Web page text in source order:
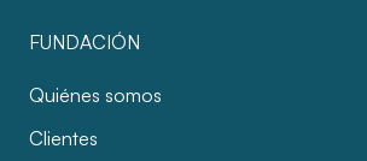
FUNDACIÓN
Quiénes somos
Clientes